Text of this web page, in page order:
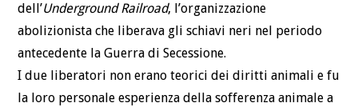
dell’Underground Railroad, l’organizzazione
abolizionista che liberava gli schiavi neri nel periodo
antecedente la Guerra di Secessione.
I due liberatori non erano teorici dei diritti animali e fu
la loro personale esperienza della sofferenza animale a